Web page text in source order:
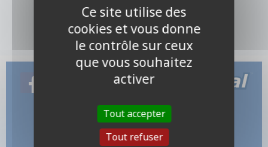
2 produits
Ce site utilise des
cookies et vous donne
le contrôle sur ceux
que vous souhaitez
activer
Tout accepter
Tout refuser